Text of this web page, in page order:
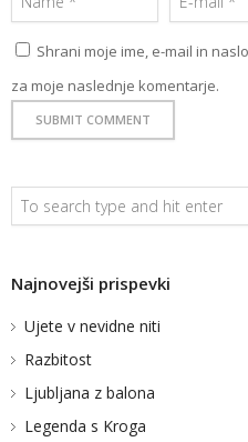
Shrani moje ime, e-mail in
za moje naslednje komentarje.
Najnovejši prispevki
Ujete v nevidne niti
Razbitost
Ljubljana z balona
Legenda s Kroga